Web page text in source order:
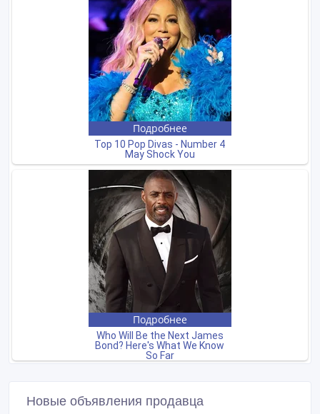
Новые объявления продавца